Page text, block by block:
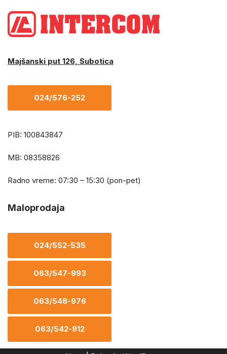
Majšanski put 126, Subotica
024/576-252
PIB: 100843847
MB: 08358826
Radno vreme: 07:30 – 15:30 (pon-pet)
Maloprodaja
024/552-535
063/547-993
063/548-976
063/542-912